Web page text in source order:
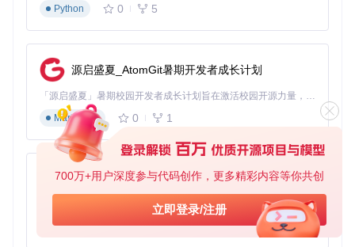
700万+用户深度参与代码创作，更多精彩内容等你共创
立即登录/注册
目标：为摇滚音乐优化音质
💡 专业提示：尝试使用"自定义EQ"功能，为不同风格的音乐
创建专属音效配置文件，切换音乐类型时自动应用对应设置。
生态拓展：开源音乐播放器的无限可能
多设备无缝协同
Salt Player不仅是一个独立的音乐应用，更是你整个音乐生态
的核心。通过小米妙播功能，你可以将音乐无缝投放到家中的
智能音箱；在vivo车载系统中，它能完美集成到车载娱乐系
统，让驾车旅程不再枯燥。
Python
0 5
源启盛夏_AtomGit暑期开发者成长计划
「源启盛夏」暑期校园开发者成长计划旨在激活校园开源力量，通过积分激励、认证扶持、资源倾斜等形式，引导高校组织和开发者完成「入驻 — 建项目 — 做贡献 — 获认证 — 得资源」的完整闭环。无论你是想带领社团入驻平台的组织者，还是希望用代码贡献证明自己的开发者，都能在这里找到属于你的成长路径。
Markdown
0 1
py-xiaozhi
基于Python的Xiaozhi AI，适用于想要完整Xiaozhi体验而无需拥有专用硬件的用户。
Python
0 1